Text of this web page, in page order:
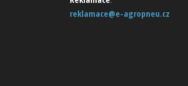
reklamace@e-agropneu.cz